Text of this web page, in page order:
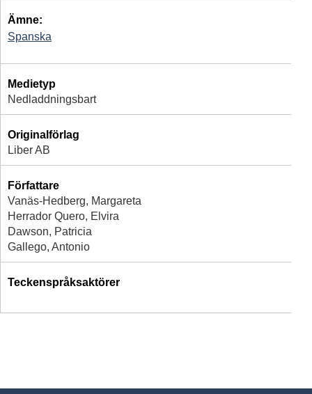
Ämne:
Spanska
Medietyp
Nedladdningsbart
Originalförlag
Liber AB
Författare
Vanäs-Hedberg, Margareta
Herrador Quero, Elvira
Dawson, Patricia
Gallego, Antonio
Teckenspråksaktörer